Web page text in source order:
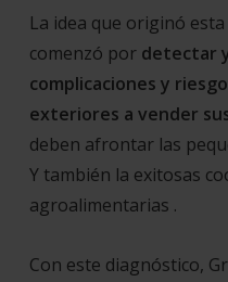
La idea que originó
comenzó por detectar
complicaciones y
exteriores a vender
deben afrontar las
Y también la exitosas
agroalimentarias .
Con este diagnóstico,